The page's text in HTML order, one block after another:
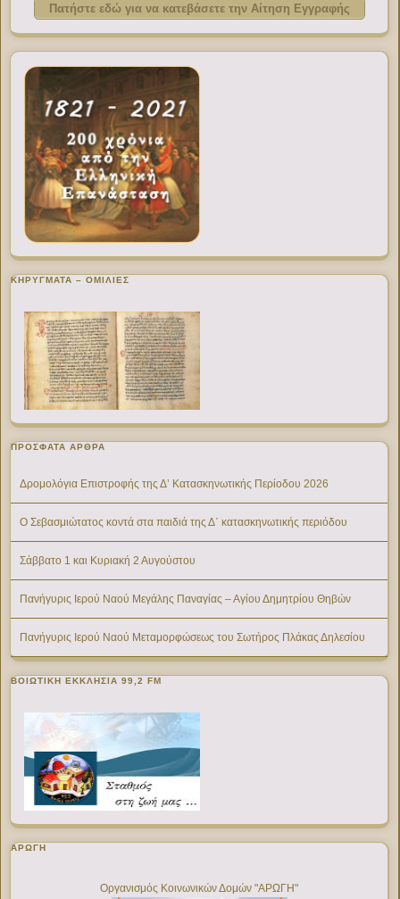
Πατήστε εδώ για να κατεβάσετε την Αίτηση Εγγραφής
ΚΗΡΥΓΜΑΤΑ – ΟΜΙΛΙΕΣ
ΠΡΌΣΦΑΤΑ ΆΡΘΡΑ
Δρομολόγια Επιστροφής της Δ’ Κατασκηνωτικής Περίοδου 2026
Ο Σεβασμιώτατος κοντά στα παιδιά της Δ΄ κατασκηνωτικής περιόδου
Σάββατο 1 και Κυριακή 2 Αυγούστου
Πανήγυρις Ιερού Ναού Μεγάλης Παναγίας – Αγίου Δημητρίου Θηβών
Πανήγυρις Ιερού Ναού Μεταμορφώσεως του Σωτήρος Πλάκας Δηλεσίου
ΒΟΙΩΤΙΚΉ ΕΚΚΛΗΣΊΑ 99,2 FM
ΑΡΩΓΗ
Οργανισμός Κοινωνικών Δομών "ΑΡΩΓΗ"